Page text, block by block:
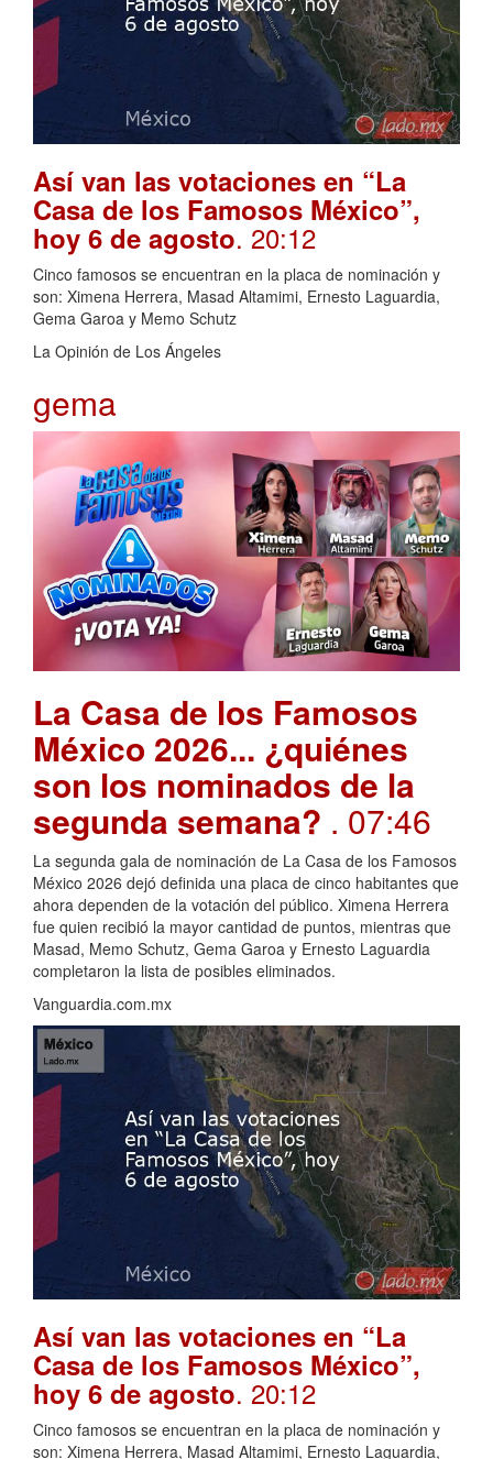
Así van las votaciones en “La
Casa de los Famosos México”,
hoy 6 de agosto. 20:12
Cinco famosos se encuentran en la placa de nominación y
son: Ximena Herrera, Masad Altamimi, Ernesto Laguardia,
Gema Garoa y Memo Schutz
La Opinión de Los Ángeles
gema
La Casa de los Famosos
México 2026... ¿quiénes
son los nominados de la
segunda semana? . 07:46
La segunda gala de nominación de La Casa de los Famosos
México 2026 dejó definida una placa de cinco habitantes que
ahora dependen de la votación del público. Ximena Herrera
fue quien recibió la mayor cantidad de puntos, mientras que
Masad, Memo Schutz, Gema Garoa y Ernesto Laguardia
completaron la lista de posibles eliminados.
Vanguardia.com.mx
Así van las votaciones en “La
Casa de los Famosos México”,
hoy 6 de agosto. 20:12
Cinco famosos se encuentran en la placa de nominación y
son: Ximena Herrera, Masad Altamimi, Ernesto Laguardia,